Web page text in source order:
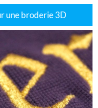
une broderie 3D